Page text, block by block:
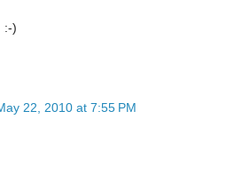
:-)
22, 2010 at 7:55 PM